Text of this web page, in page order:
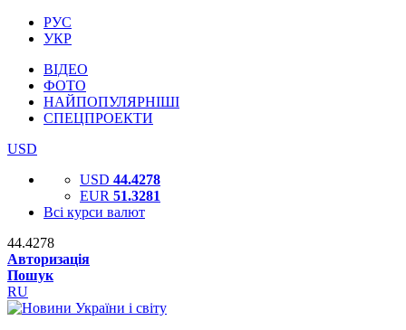
РУС
УКР
ВІДЕО
ФОТО
НАЙПОПУЛЯРНІШІ
СПЕЦПРОЕКТИ
USD
USD 44.4278
EUR 51.3281
Всі курси валют
44.4278
Авторизація
Пошук
RU